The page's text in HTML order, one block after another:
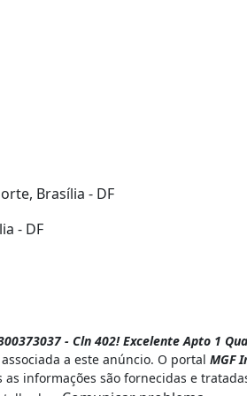
Brasília - DF
- DF
- Cln 402! Excelente Apto 1
a este anúncio. O portal MGF
as informações são fornecidas e